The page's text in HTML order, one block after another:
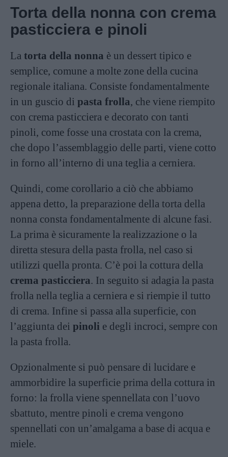
Torta della nonna con crema
pasticciera e pinoli
La torta della nonna è un dessert tipico e
semplice, comune a molte zone della cucina
regionale italiana. Consiste fondamentalmente
in un guscio di pasta frolla, che viene riempito
con crema pasticciera e decorato con tanti
pinoli, come fosse una crostata con la crema,
che dopo l’assemblaggio delle parti, viene cotto
in forno all’interno di una teglia a cerniera.
Quindi, come corollario a ciò che abbiamo
appena detto, la preparazione della torta della
nonna consta fondamentalmente di alcune fasi.
La prima è sicuramente la realizzazione o la
diretta stesura della pasta frolla, nel caso si
utilizzi quella pronta. C’è poi la cottura della
crema pasticciera. In seguito si adagia la pasta
frolla nella teglia a cerniera e si riempie il tutto
di crema. Infine si passa alla superficie, con
l’aggiunta dei pinoli e degli incroci, sempre con
la pasta frolla.
Opzionalmente si può pensare di lucidare e
ammorbidire la superficie prima della cottura in
forno: la frolla viene spennellata con l’uovo
sbattuto, mentre pinoli e crema vengono
spennellati con un’amalgama a base di acqua e
miele.